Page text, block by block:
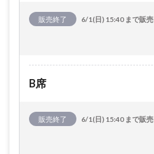
販売終了 6/1(日) 15:40 まで販売
B席
販売終了 6/1(日) 15:40 まで販売